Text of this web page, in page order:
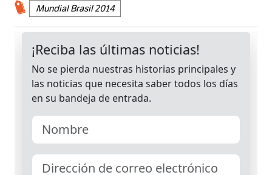
Mundial Brasil 2014